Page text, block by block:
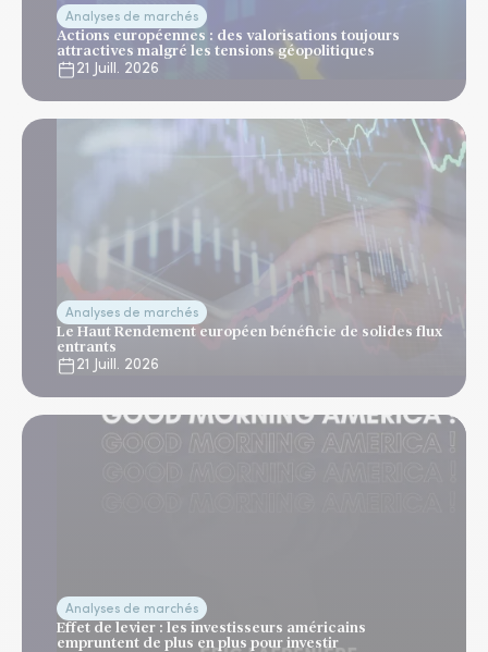
Analyses de marchés
Actions européennes : des valorisations toujours
attractives malgré les tensions géopolitiques
21 Juill. 2026
Analyses de marchés
Le Haut Rendement européen bénéficie de solides flux
entrants
21 Juill. 2026
Analyses de marchés
Effet de levier : les investisseurs américains
empruntent de plus en plus pour investir